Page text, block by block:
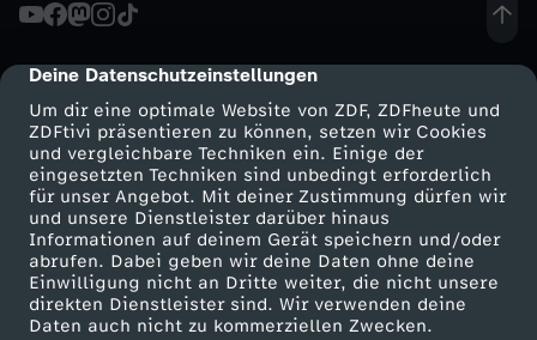
cmp-dialog-description
Deine Datenschutzeinstellungen
Um dir eine optimale Website von ZDF, ZDFheute und
ZDFtivi präsentieren zu können, setzen wir Cookies
und vergleichbare Techniken ein. Einige der
eingesetzten Techniken sind unbedingt erforderlich
für unser Angebot. Mit deiner Zustimmung dürfen wir
und unsere Dienstleister darüber hinaus
Informationen auf deinem Gerät speichern und/oder
abrufen. Dabei geben wir deine Daten ohne deine
Einwilligung nicht an Dritte weiter, die nicht unsere
direkten Dienstleister sind. Wir verwenden deine
Daten auch nicht zu kommerziellen Zwecken.
m
Z
u
g
Mehr ZDF
ZDF-Apps
Smart TV
ZDFtext
Service
ZDFmitreden
Kontakt zum ZDF
Tickets